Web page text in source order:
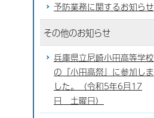
予防業務に関するお知らせ
その他のお知らせ
兵庫県立尼崎小田高等学校
の『小田高祭』に参加しま
した。（令和5年6月17
日 土曜日）